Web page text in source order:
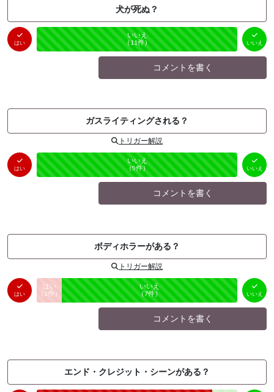
犬が死ぬ？
はい
はい
（0件）
未投票
いいえ
（11件） いいえ
コメントを書く
ガスライティングされる？
トリガー解説
はい
はい
（0件）
未投票
いいえ
（9件） いいえ
コメントを書く
ボディホラーがある？
トリガー解説
はい
はい
（ 1件） 未投票
いいえ
（7件） いいえ
コメントを書く
エンド・クレジット・シーンがある？